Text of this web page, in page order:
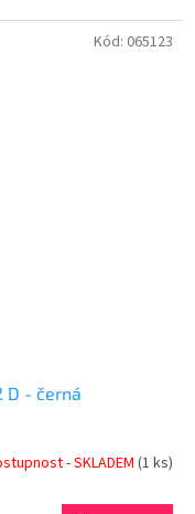
D - černá
- SKLADEM(1 ks)
Kód: 065123